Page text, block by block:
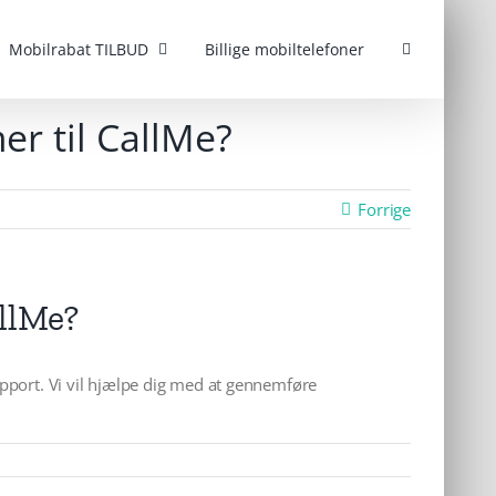
Mobilrabat TILBUD Billige mobiltelefoner
til CallMe?
Forrige
Vi vil hjælpe dig med at gennemføre